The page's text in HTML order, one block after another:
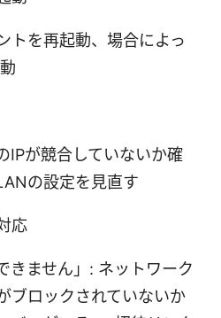
トを再起動、場合によっ
IPが競合していないか確
の設定を見直す
応
きません」: ネットワーク
ブロックされていないか